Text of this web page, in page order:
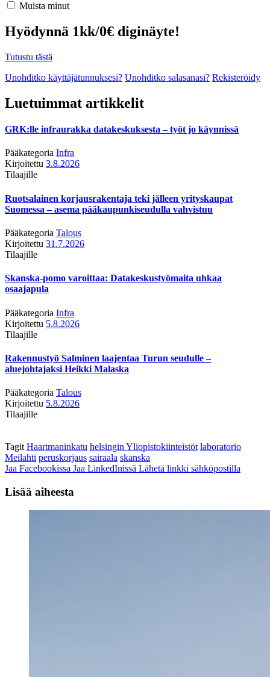
Muista minut
Hyödynnä 1kk/0€ diginäyte!
Tutustu tästä
Unohditko käyttäjätunnuksesi? Unohditko salasanasi? Rekisteröidy
Luetuimmat artikkelit
GRK:lle infraurakka datakeskuksesta – työt jo käynnissä
Pääkategoria Infra
Kirjoitettu 3.8.2026
Tilaajille
Ruotsalainen korjausrakentaja teki jälleen yrityskaupat
Suomessa – asema pääkaupunkiseudulla vahvistuu
Pääkategoria Talous
Kirjoitettu 31.7.2026
Tilaajille
Skanska-pomo varoittaa: Datakeskustyömaita uhkaa
osaajapula
Pääkategoria Infra
Kirjoitettu 5.8.2026
Tilaajille
Rakennustyö Salminen laajentaa Turun seudulle –
aluejohtajaksi Heikki Malaska
Pääkategoria Talous
Kirjoitettu 5.8.2026
Tilaajille
Tagit Haartmaninkatu helsingin Yliopistokiinteistöt laboratorio
Meilahti peruskorjaus sairaala skanska
Jaa Facebookissa Jaa LinkedInissä Lähetä linkki sähköpostilla
Lisää aiheesta